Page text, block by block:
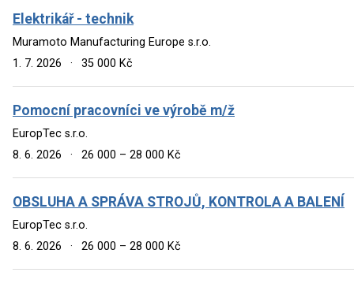
Elektrikář - technik
Muramoto Manufacturing Europe s.r.o.
1. 7. 2026
· 35 000 Kč
Pomocní pracovníci ve výrobě m/ž
EuropTec s.r.o.
8. 6. 2026
· 26 000 – 28 000 Kč
OBSLUHA A SPRÁVA STROJŮ, KONTROLA A BALENÍ
EuropTec s.r.o.
8. 6. 2026
· 26 000 – 28 000 Kč